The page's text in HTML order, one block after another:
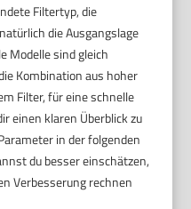
Filtertyp, die
die Ausgangslage
Modelle sind gleich
Kombination aus hoher
Filter, für eine schnelle
einen klaren Überblick zu
in der folgenden
du besser einschätzen,
Verbesserung rechnen